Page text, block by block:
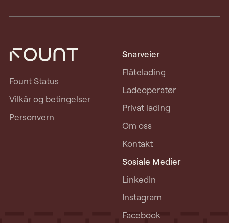
Fount Status
Vilkår og betingelser
Personvern
Snarveier
Flåtelading
Ladeoperatør
Privat lading
Om oss
Kontakt
Sosiale Medier
LinkedIn
Instagram
Facebook